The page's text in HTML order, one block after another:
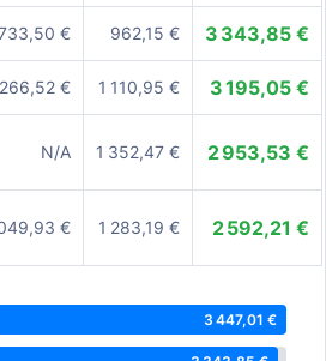
€ 962,15 € 3 343,85 €
€ 1 110,95 € 3 195,05 €
N/A 1 352,47 € 2 953,53 €
€ 1 283,19 € 2 592,21 €
3 447,01 €